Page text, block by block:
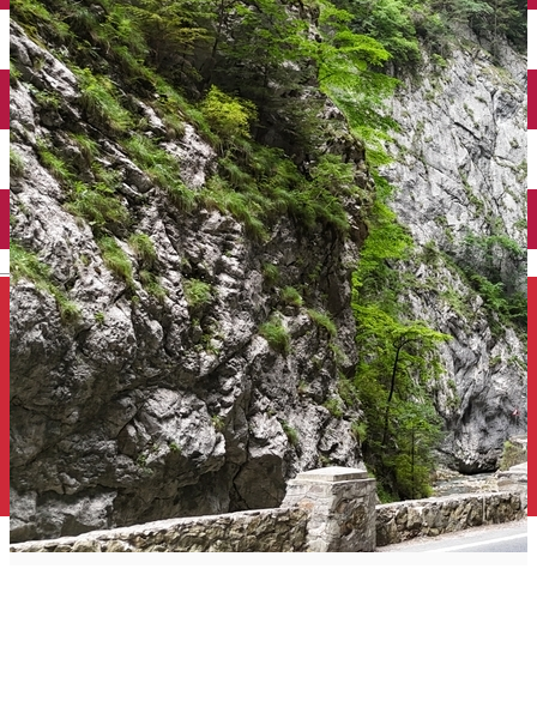
English
Închirieri auto
Închirieri de biciclete